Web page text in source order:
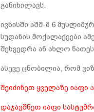
განიხილავს.
ივნისში აშშ-მ 6
სუდანის მოქალაქეები
შეხვედრა ან ახლო
ასევე ცნობილია, რომ
შეიძინეთ ყველაზე იაფი
დაჯავშნეთ იაფი